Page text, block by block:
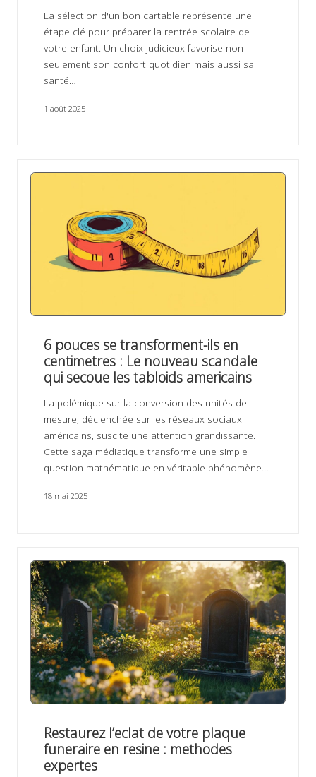
La sélection d'un bon cartable représente une
étape clé pour préparer la rentrée scolaire de
votre enfant. Un choix judicieux favorise non
seulement son confort quotidien mais aussi sa
santé…
1 août 2025
6 pouces se transforment-ils en
centimetres : Le nouveau scandale
qui secoue les tabloids americains
La polémique sur la conversion des unités de
mesure, déclenchée sur les réseaux sociaux
américains, suscite une attention grandissante.
Cette saga médiatique transforme une simple
question mathématique en véritable phénomène…
18 mai 2025
Restaurez l’eclat de votre plaque
funeraire en resine : methodes
expertes